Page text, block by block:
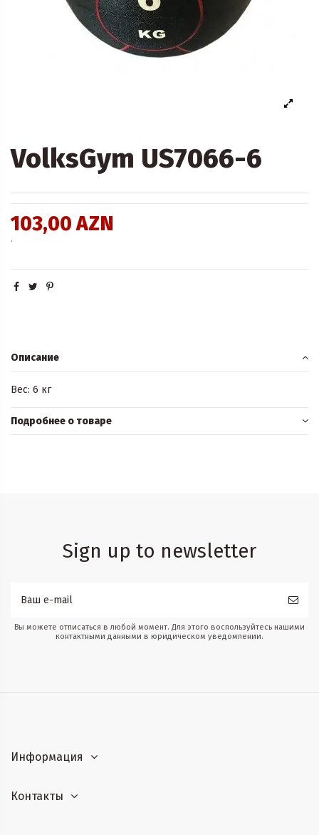
VolksGym US7066-6
103,00 AZN
.
Описание
Вес: 6 кг
Подробнее о товаре
Sign up to newsletter
Вы можете отписаться в любой момент. Для этого воспользуйтесь нашими
контактными данными в юридическом уведомлении.
Информация
Контакты